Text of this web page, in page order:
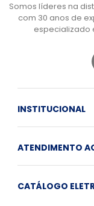
Somos líderes na
com 30 anos de
especializado
INSTITUCIONAL
ATENDIMENTO
CATÁLOGO